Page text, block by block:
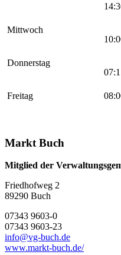
Mittwoch
Donnerstag
Freitag
Markt Buch
Mitglied der
Friedhofweg 2
89290 Buch
07343 9603-0
07343 9603-23
info@vg-buch.de
www.markt-buch.de/